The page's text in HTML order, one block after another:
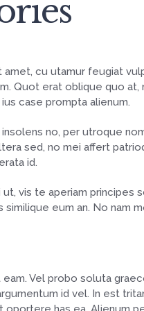
amet, cu utamur feugiat
Quot erat oblique quo
case prompta alienum.
no, per utroque
sed, no mei affert
id.
vis te aperiam principes
eum an. No nam
Vel probo soluta
id vel. In est